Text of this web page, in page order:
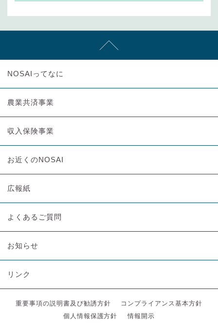
NOSAIってなに
農業共済事業
収入保険事業
お近くのNOSAI
広報紙
よくあるご質問
お知らせ
リンク
重要事項の説明書及び勧誘方針
コンプライアンス基本方針
個人情報保護方針
情報開示